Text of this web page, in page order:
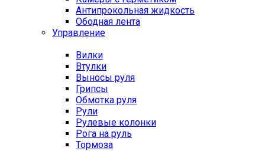
Антипрокольная жидкость
Ободная лента
Управление
Вилки
Втулки
Выносы руля
Грипсы
Обмотка руля
Рули
Рулевые колонки
Рога на руль
Тормоза